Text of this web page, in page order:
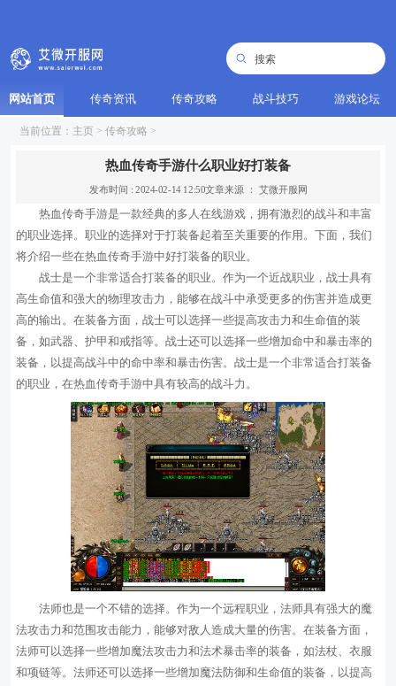
网站首页 传奇资讯 传奇攻略 战斗技巧 游戏论坛
当前位置： 主页 > 传奇攻略 >
热血传奇手游什么职业好打装备
发布时间 : 2024-02-14 12:50文章来源 ： 艾微开服网
热血传奇手游是一款经典的多人在线游戏，拥有激烈的战斗和丰富
的职业选择。职业的选择对于打装备起着至关重要的作用。下面，我们
将介绍一些在热血传奇手游中好打装备的职业。
战士是一个非常适合打装备的职业。作为一个近战职业，战士具有
高生命值和强大的物理攻击力，能够在战斗中承受更多的伤害并造成更
高的输出。在装备方面，战士可以选择一些提高攻击力和生命值的装
备，如武器、护甲和戒指等。战士还可以选择一些增加命中和暴击率的
装备，以提高战斗中的命中率和暴击伤害。战士是一个非常适合打装备
的职业，在热血传奇手游中具有较高的战斗力。
法师也是一个不错的选择。作为一个远程职业，法师具有强大的魔
法攻击力和范围攻击能力，能够对敌人造成大量的伤害。在装备方面，
法师可以选择一些增加魔法攻击力和法术暴击率的装备，如法杖、衣服
和项链等。法师还可以选择一些增加魔法防御和生命值的装备，以提高